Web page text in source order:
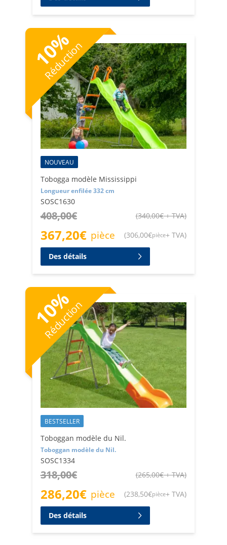
10
%
Réduction
NOUVEAU
Tobogga modèle Mississippi
Longueur enfilée 332 cm
SOSC1630
408,00€ (340,00€+ TVA)
367,20€ pièce (306,00€pièce+ TVA)
Des détails
10
%
Réduction
BESTSELLER
Toboggan modèle du Nil.
Toboggan modèle du Nil.
SOSC1334
318,00€ (265,00€+ TVA)
286,20€ pièce (238,50€pièce+ TVA)
Des détails